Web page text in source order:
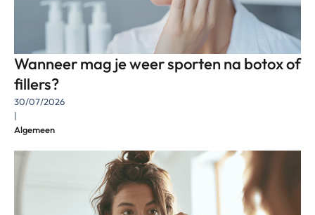
Wanneer mag je weer sporten na botox of
fillers?
30/07/2026
|
Algemeen